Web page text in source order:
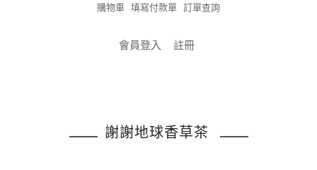
購物車 填寫付款單 訂單查詢
會員登入 註冊
謝謝地球香草茶